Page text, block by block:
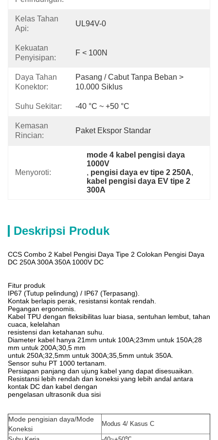
Kelas Tahan
Api:
UL94V-0
Kekuatan
Penyisipan:
F < 100N
Daya Tahan
Konektor:
Pasang / Cabut Tanpa Beban >
10.000 Siklus
Suhu Sekitar: -40 °C ~ +50 °C
Kemasan
Rincian:
Paket Ekspor Standar
Menyoroti:
mode 4 kabel pengisi daya
1000V
, pengisi daya ev tipe 2 250A,
kabel pengisi daya EV tipe 2
300A
Deskripsi Produk
CCS Combo 2 Kabel Pengisi Daya Tipe 2 Colokan Pengisi Daya
DC 250A 300A 350A 1000V DC
Fitur produk
IP67 (Tutup pelindung) / IP67 (Terpasang).
Kontak berlapis perak, resistansi kontak rendah.
Pegangan ergonomis.
Kabel TPU dengan fleksibilitas luar biasa, sentuhan lembut, tahan
cuaca, kelelahan
resistensi dan ketahanan suhu.
Diameter kabel hanya 21mm untuk 100A;23mm untuk 150A;28
mm untuk 200A;30,5 mm
untuk 250A;32,5mm untuk 300A;35,5mm untuk 350A.
Sensor suhu PT 1000 tertanam.
Persiapan panjang dan ujung kabel yang dapat disesuaikan.
Resistansi lebih rendah dan koneksi yang lebih andal antara
kontak DC dan kabel dengan
pengelasan ultrasonik dua sisi
Mode pengisian daya/Mode
Koneksi
Modus 4/ Kasus C